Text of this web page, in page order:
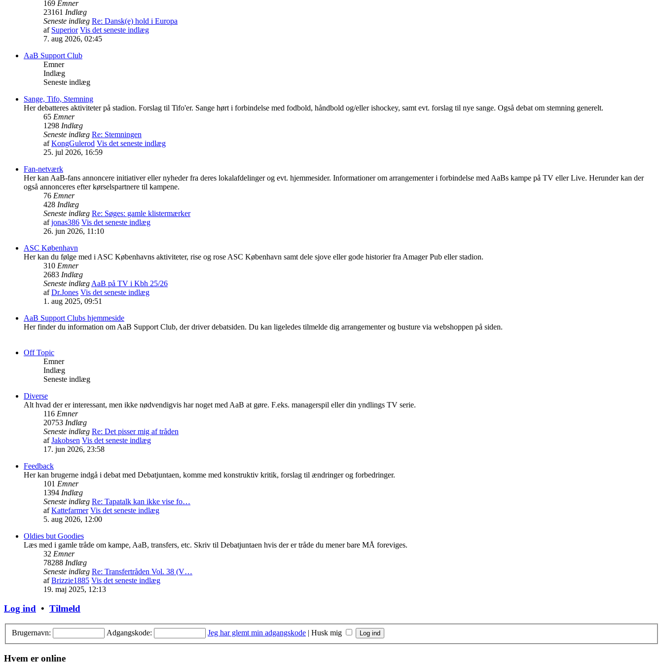
169 Emner
23161 Indlæg
Seneste indlæg Re: Dansk(e) hold i Europa
af Superior Vis det seneste indlæg
7. aug 2026, 02:45
AaB Support Club
Emner
Indlæg
Seneste indlæg
Sange, Tifo, Stemning
Her debatteres aktiviteter på stadion. Forslag til Tifo'er. Sange hørt i forbindelse med fodbold, håndbold og/eller ishockey, samt evt. forslag til nye sange. Også debat om stemning generelt.
65 Emner
1298 Indlæg
Seneste indlæg Re: Stemningen
afKongGulerod Vis det seneste indlæg
25. jul 2026, 16:59
Fan-netværk
Her kan AaB-fans annoncere initiativer eller nyheder fra deres lokalafdelinger og evt. hjemmesider. Informationer om arrangementer i forbindelse med AaBs kampe på TV eller Live. Herunder kan der
også annonceres efter kørselspartnere til kampene.
76 Emner
428 Indlæg
Seneste indlæg Re: Søges: gamle klistermærker
afjonas386 Vis det seneste indlæg
26. jun 2026, 11:10
ASC København
Her kan du følge med i ASC Københavns aktiviteter, rise og rose ASC København samt dele sjove eller gode historier fra Amager Pub eller stadion.
310 Emner
2683 Indlæg
Seneste indlægAaB på TV i Kbh 25/26
afDr.Jones Vis det seneste indlæg
1. aug 2025, 09:51
AaB Support Clubs hjemmeside
Her finder du information om AaB Support Club, der driver debatsiden. Du kan ligeledes tilmelde dig arrangementer og busture via webshoppen på siden.
Off Topic
Emner
Indlæg
Seneste indlæg
Diverse
Alt hvad der er interessant, men ikke nødvendigvis har noget med AaB at gøre. F.eks. managerspil eller din yndlings TV serie.
116 Emner
20753 Indlæg
Seneste indlæg Re: Det pisser mig af tråden
afJakobsen Vis det seneste indlæg
17. jun 2026, 23:58
Feedback
Her kan brugerne indgå i debat med Debatjuntaen, komme med konstruktiv kritik, forslag til ændringer og forbedringer.
101 Emner
1394 Indlæg
Seneste indlæg Re: Tapatalk kan ikke vise fo…
afKattefarmer Vis det seneste indlæg
5. aug 2026, 12:00
Oldies but Goodies
Læs med i gamle tråde om kampe, AaB, transfers, etc. Skriv til Debatjuntaen hvis der er tråde du mener bare MÅ foreviges.
32 Emner
78288 Indlæg
Seneste indlæg Re: Transfertråden Vol. 38 (V…
afBrizzie1885 Vis det seneste indlæg
19. maj 2025, 12:13
Log ind • Tilmeld
Brugernavn: Adgangskode: Jeg har glemt min adgangskode | Husk mig
Hvem er online